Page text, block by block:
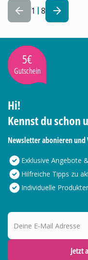
1 8
5€
Gutschein
Hi!
Kennst du schon
Newsletter abonieren
Exklusive Angebote
Hilfreiche Tipps zu
Individuelle
Deine E-Mail Adresse
Jetzt